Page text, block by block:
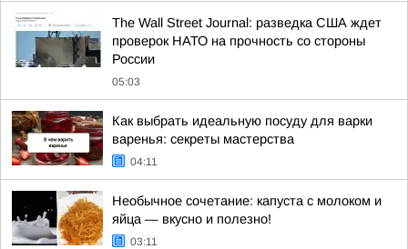
The Wall Street Journal: разведка США ждет
проверок НАТО на прочность со стороны
России
05:03
Как выбрать идеальную посуду для варки
варенья: секреты мастерства
04:11
Необычное сочетание: капуста с молоком и
яйца — вкусно и полезно!
03:11